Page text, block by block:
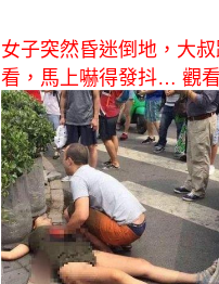
女子突然昏迷倒地，大
看，馬上嚇得發抖… 觀